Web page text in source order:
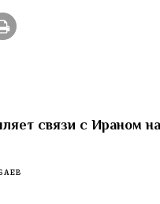
связи с Ираном